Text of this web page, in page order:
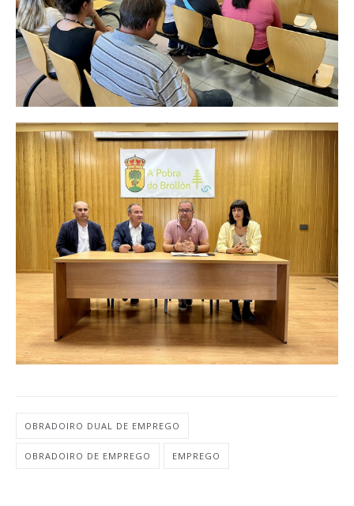
OBRADOIRO DUAL DE EMPREGO
OBRADOIRO DE EMPREGO EMPREGO